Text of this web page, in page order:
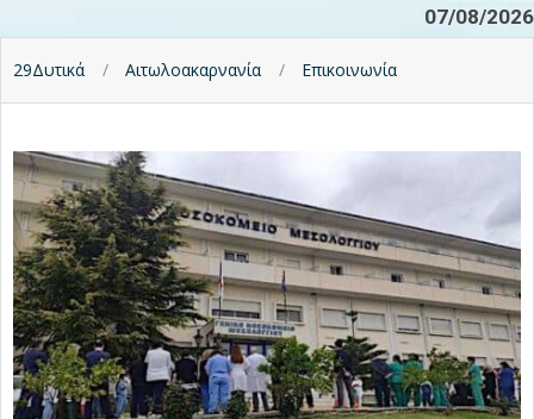
07/08/2026
29Δυτικά Αιτωλοακαρνανία Επικοινωνία